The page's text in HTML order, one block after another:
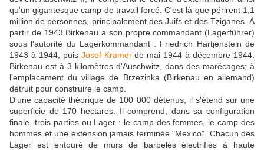
qu'un gigantesque camp de travail forcé. C'est là que périrent 1,1
million de personnes, principalement des Juifs et des Tziganes. À
partir de 1943 Birkenau a son propre commandant (Lagerführer)
sous l'autorité du Lagerkommandant : Friedrich Hartjenstein de
1943 à 1944, puis Josef Kramerde mai 1944 à décembre 1944.
Birkenau est à 3 kilomètres d'Auschwitz, dans des marécages; à
l'emplacement du village de Brzezinka (Birkenau en allemand)
détruit pour construire le camp.
D'une capacité théorique de 100 000 détenus, il s'étend sur une
superficie de 170 hectares. Il comprend, dans sa configuration
finale, trois parties ou Lager : le camp des femmes, le camp des
hommes et une extension jamais terminée "Mexico". Chacun des
Lager est entouré de murs de barbelés électrifiés à haute